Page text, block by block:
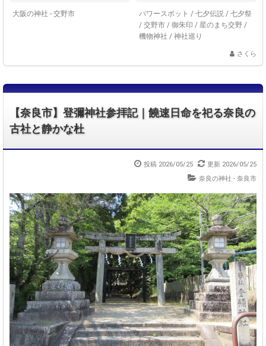
大阪の神社 - 交野市 パワースポット / 七夕伝説 / 七夕祭
/ 交野市 / 御朱印 / 星のまち交野 /
機物神社 / 神社巡り
さくら
【奈良市】登彌神社参拝記｜饒速日命を祀る奈良の
古社と静かな杜
投稿 2026/05/25
更新 2026/05/25
奈良の神社 - 奈良市